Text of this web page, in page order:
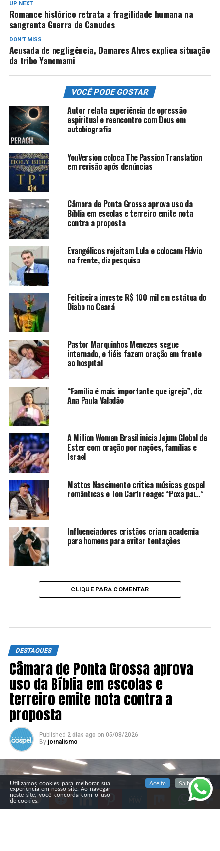
SIGA NOSSAS REDES SOCIAIS
UP NEXT
Romance histórico retrata a fragilidade humana na
sangrenta Guerra de Canudos
DON'T MISS
Acusada de negligência, Damares Alves explica situação
da tribo Yanomami
VOCÊ PODE GOSTAR
Autor relata experiência de opressão
espiritual e reencontro com Deus em
autobiografia
YouVersion coloca The Passion Translation
em revisão após denúncias
Câmara de Ponta Grossa aprova uso da
Bíblia em escolas e terreiro emite nota
contra a proposta
Evangélicos rejeitam Lula e colocam Flávio
na frente, diz pesquisa
Feiticeira investe R$ 100 mil em estátua do
Diabo no Ceará
Pastor Marquinhos Menezes segue
internado, e fiéis fazem oração em frente
ao hospital
“Família é mais importante que igreja”, diz
Ana Paula Valadão
A Million Women Brasil inicia Jejum Global de
Ester com oração por nações, famílias e
Israel
Mattos Nascimento critica músicas gospel
românticas e Ton Carfi reage: “Poxa pai…”
Influenciadores cristãos criam academia
para homens para evitar tentações
CLIQUE PARA COMENTAR
DESTAQUES
Câmara de Ponta Grossa aprova
uso da Bíblia em escolas e
terreiro emite nota contra a
proposta
Published 2 dias ago on 05/08/2026
By jornalismo
Utilizamos cookies para melhorar sua
experiência em nosso site. Ao navegar
neste site, você concorda com o uso
de cookies.
Aceito Saiba mais